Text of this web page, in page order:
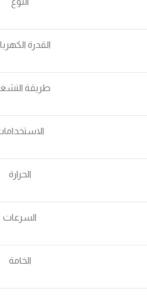
القدرة
طريقة
الحرارة
السرعات
الخامة